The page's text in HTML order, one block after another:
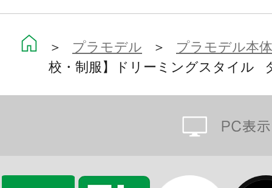
引いたり見上げたりする時に効果を
【新規造形の下半身とロングスカー
従来の創彩少女庭園の仕様を踏襲し
パーツの交換によって美しい立ち姿
＞ プラモデル ＞ プラモデル本体
校・制服】ドリーミングスタイル